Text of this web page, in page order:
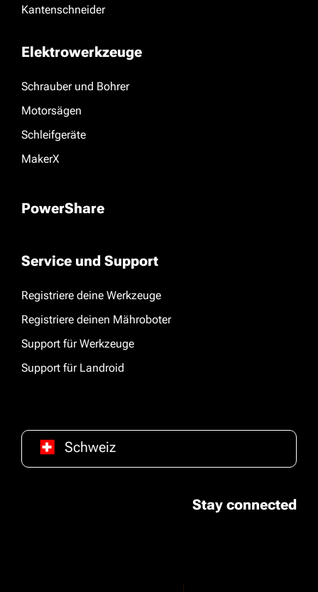
Kantenschneider
Elektrowerkzeuge
Schrauber und Bohrer
Motorsägen
Schleifgeräte
MakerX
PowerShare
Service und Support
Registriere deine Werkzeuge
Registriere deinen Mähroboter
Support für Werkzeuge
Support für Landroid
Schweiz
Stay connected